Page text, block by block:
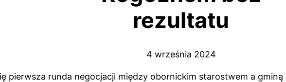
rezultatu
4 września 2024
pierwsza runda negocjacji między obornickim starostwem a gminą